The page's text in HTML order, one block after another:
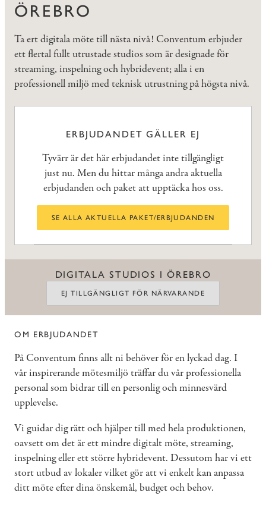
ÖREBRO
Ta ert digitala möte till nästa nivå! Conventum erbjuder
ett flertal fullt utrustade studios som är designade för
streaming, inspelning och hybridevent; alla i en
professionell miljö med teknisk utrustning på högsta nivå.
ERBJUDANDET GÄLLER EJ
Tyvärr är det här erbjudandet inte tillgängligt
just nu. Men du hittar många andra aktuella
erbjudanden och paket att upptäcka hos oss.
SE ALLA AKTUELLA PAKET/ERBJUDANDEN
DIGITALA STUDIOS I ÖREBRO
EJ TILLGÄNGLIGT FÖR NÄRVARANDE
OM ERBJUDANDET
På Conventum finns allt ni behöver för en lyckad dag. I
vår inspirerande mötesmiljö träffar du vår professionella
personal som bidrar till en personlig och minnesvärd
upplevelse.
Vi guidar dig rätt och hjälper till med hela produktionen,
oavsett om det är ett mindre digitalt möte, streaming,
inspelning eller ett större hybridevent. Dessutom har vi ett
stort utbud av lokaler vilket gör att vi enkelt kan anpassa
ditt möte efter dina önskemål, budget och behov.